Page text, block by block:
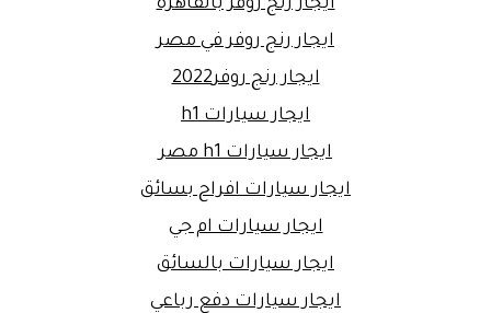
ايجار رنج روفر بالقاهرة
ايجار رنج روفر في مصر
ايجار رنج روفر2022
ايجار سيارات h1
ايجار سيارات h1 مصر
ايجار سيارات افراح بسائق
ايجار سيارات ام جي
ايجار سيارات بالسائق
ايجار سيارات دفع رباعي